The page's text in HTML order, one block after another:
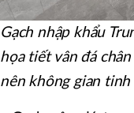
Gạch nhập khẩu
họa tiết vân đá
nên không gian tinh